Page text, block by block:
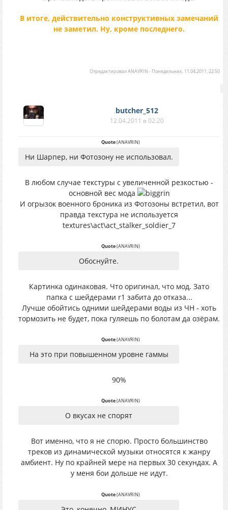
В итоге, действительно конструктивных замечаний
не заметил. Ну, кроме последнего.
ОтредактировалANAVRIN - Понедельник, 11.04.2011, 22:50
butcher_512
12.04.2011 в 02:20
Quote(ANAVRIN)
Ни Шарпер, ни Фотозону не использовал.
В любом случае текстуры с увеличенной резкостью -
основной вес мода
И огрызок военного броника из Фотозоны встретил, вот
правда текстура не используется
textures\act\act_stalker_soldier_7
Quote(ANAVRIN)
Обоснуйте.
Картинка одинаковая. Что оригинал, что мод. Зато
папка с шейдерами r1 забита до отказа...
Лучше обойтись одними шейдерами воды из ЧН - хоть
тормозить не будет, пока гуляешь по болотам да озёрам.
Quote(ANAVRIN)
На это при повышенном уровне гаммы
90%
Quote(ANAVRIN)
О вкусах не спорят
Вот именно, что я не спорю. Просто большинство
треков из динамической музыки относятся к жанру
амбиент. Ну по крайней мере на первых 30 секундах. А
у меня бои дольше не идут.
Quote(ANAVRIN)